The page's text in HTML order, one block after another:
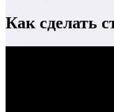
Как сделать